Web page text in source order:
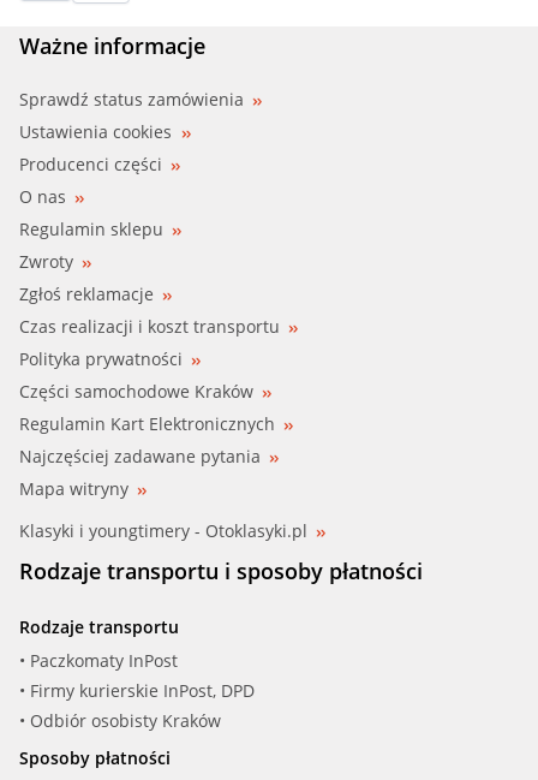
Ważne informacje
Sprawdź status zamówienia
Ustawienia cookies
Producenci części
O nas
Regulamin sklepu
Zwroty
Zgłoś reklamacje
Czas realizacji i koszt transportu
Polityka prywatności
Części samochodowe Kraków
Regulamin Kart Elektronicznych
Najczęściej zadawane pytania
Mapa witryny
Klasyki i youngtimery - Otoklasyki.pl
Rodzaje transportu i sposoby płatności
Rodzaje transportu
• Paczkomaty InPost
• Firmy kurierskie InPost, DPD
• Odbiór osobisty Kraków
Sposoby płatności